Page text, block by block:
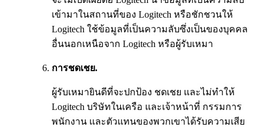
เข้ามาในสถานที่ของ Logitech หรือชักชวนให้
Logitech ใช้ข้อมูลที่เป็นความลับซึ่งเป็นของบุคคล
อื่นนอกเหนือจาก Logitech หรือผู้รับเหมา
การชดเชย.
ผู้รับเหมายินดีที่จะปกป้อง ชดเชย และไม่ทำให้
Logitech บริษัทในเครือ และเจ้าหน้าที่ กรรมการ
พนักงาน และตัวแทนของพวกเขาได้รับความเสีย